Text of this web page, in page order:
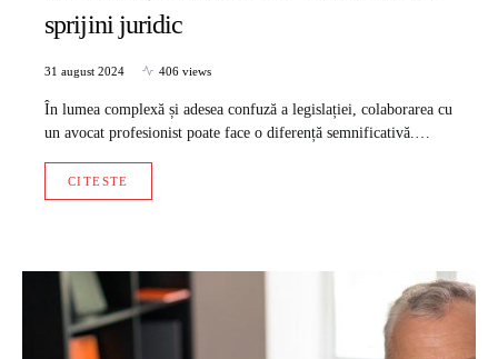
sprijini juridic
31 august 2024 406 views
În lumea complexă și adesea confuză a legislației, colaborarea cu
un avocat profesionist poate face o diferență semnificativă.…
CITESTE